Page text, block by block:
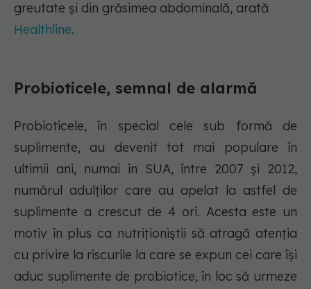
greutate și din grăsimea abdominală, arată
Healthline.
Probioticele, semnal de alarmă
Probioticele, în special cele sub formă de
suplimente, au devenit tot mai populare în
ultimii ani, numai în SUA, între 2007 și 2012,
numărul adulților care au apelat la astfel de
suplimente a crescut de 4 ori. Acesta este un
motiv în plus ca nutriționiștii să atragă atenția
cu privire la riscurile la care se expun cei care își
aduc suplimente de probiotice, în loc să urmeze